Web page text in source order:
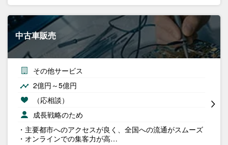
中古車販売
その他サービス
2億円～5億円
（応相談）
成長戦略のため
・主要都市へのアクセスが良く、全国への流通がスムーズ
・オンラインでの集客力が高…